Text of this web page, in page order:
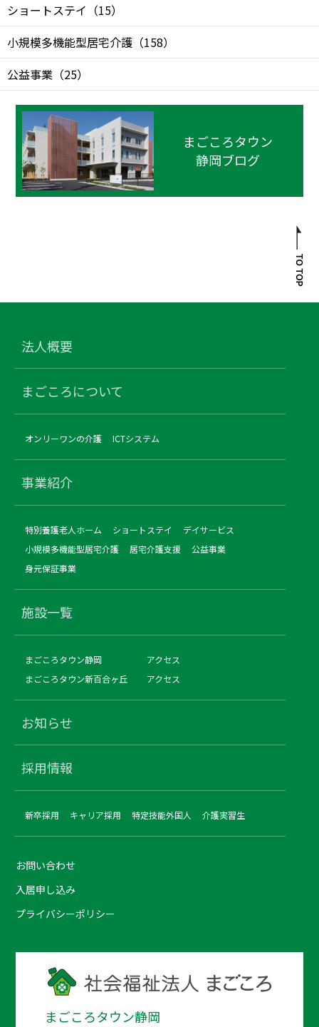
ショートステイ （15）
小規模多機能型居宅介護 （158）
公益事業 （25）
まごころタウン
静岡ブログ
法人概要
まごころについて
オンリーワンの介護 ICTシステム
事業紹介
特別養護老人ホーム ショートステイ
デイサービス
小規模多機能型居宅介護
居宅介護支援
公益事業
身元保証事業
施設一覧
まごころタウン静岡
アクセス
まごころタウン新百合ヶ丘
アクセス
お知らせ
採用情報
新卒採用 キャリア採用 特定技能外国人 介護実習生
お問い合わせ
入居申し込み
プライバシーポリシー
まごころタウン静岡